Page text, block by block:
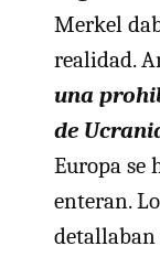
Merkel
realidad.
una
de
Europa se
enteran.
detallaban